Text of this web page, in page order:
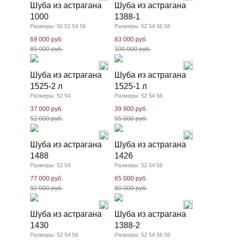
Шуба из астрагана
1000
Размеры: 50 52 54 56
69 000 руб.
85 000 руб.
Шуба из астрагана
1388-1
Размеры: 52 54 56 58
83 000 руб.
100 000 руб.
Шуба из астрагана
1525-2 л
Размеры: 52 54
37 000 руб.
52 000 руб.
Шуба из астрагана
1525-1 л
Размеры: 52 54 56
39 900 руб.
55 000 руб.
Шуба из астрагана
1488
Размеры: 52 54
77 000 руб.
92 000 руб.
Шуба из астрагана
1426
Размеры: 52 54 56
65 000 руб.
80 000 руб.
Шуба из астрагана
1430
Размеры: 52 54 56
Шуба из астрагана
1388-2
Размеры: 52 54 56 58